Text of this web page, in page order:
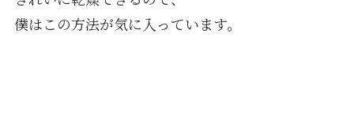
僕はこの方法が気に入っています。